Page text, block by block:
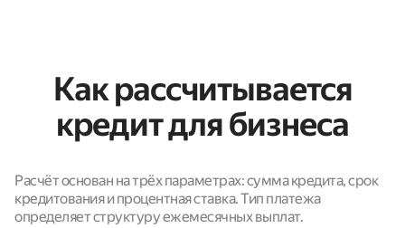
Как рассчитывается
кредит для бизнеса
Расчёт основан на трёх параметрах: сумма кредита, срок
кредитования и процентная ставка. Тип платежа
определяет структуру ежемесячных выплат.